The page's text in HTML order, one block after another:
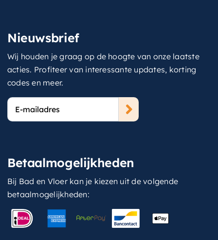
Nieuwsbrief
Wij houden je graag op de hoogte van onze laatste
acties. Profiteer van interessante updates, korting
codes en meer.
E-
mailadres
Betaalmogelijkheden
Bij Bad en Vloer kan je kiezen uit de volgende
betaalmogelijkheden: